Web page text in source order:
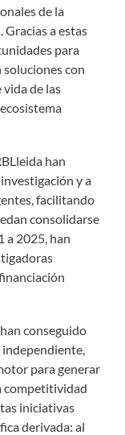
de la
a estas
para
con
de las
han
y a
facilitando
consolidarse
a 2025, han
conseguido
para generar
competitividad
iniciativas
derivada: al